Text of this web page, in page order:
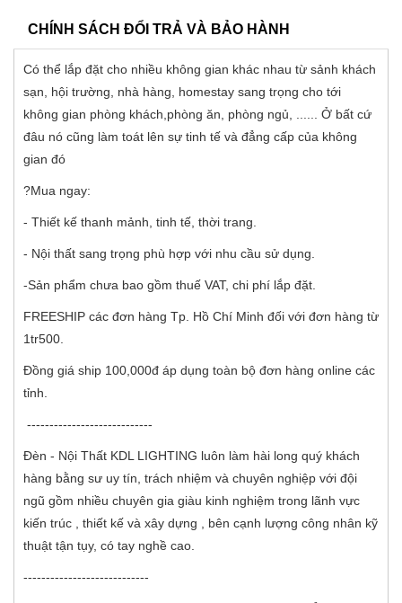
CHÍNH SÁCH ĐỔI TRẢ VÀ BẢO HÀNH
Có thể lắp đặt cho nhiều không gian khác nhau từ sảnh khách
sạn, hội trường, nhà hàng, homestay sang trọng cho tới
không gian phòng khách,phòng ăn, phòng ngủ, ...... Ở bất cứ
đâu nó cũng làm toát lên sự tinh tế và đẳng cấp của không
gian đó
?Mua ngay:
- Thiết kế thanh mảnh, tinh tế, thời trang.
- Nội thất sang trọng phù hợp với nhu cầu sử dụng.
-Sản phẩm chưa bao gồm thuế VAT, chi phí lắp đặt.
FREESHIP các đơn hàng Tp. Hồ Chí Minh đối với đơn hàng từ
1tr500.
Đồng giá ship 100,000đ áp dụng toàn bộ đơn hàng online các
tỉnh.
----------------------------
Đèn - Nội Thất KDL LIGHTING luôn làm hài long quý khách
hàng bằng sư uy tín, trách nhiệm và chuyên nghiệp với đội
ngũ gồm nhiều chuyên gia giàu kinh nghiệm trong lãnh vực
kiến trúc , thiết kế và xây dựng , bên cạnh lượng công nhân kỹ
thuật tận tụy, có tay nghề cao.
----------------------------